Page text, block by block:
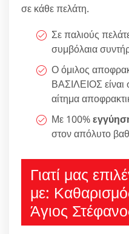
σε κάθε πελάτη.
Σε παλιούς
συμβόλαια
Ο όμιλος
ΒΑΣΙΛΕΙΟΣ είναι
αίτημα
Με 100%
στον απόλυτο
Γιατί μας
με:
Άγιος